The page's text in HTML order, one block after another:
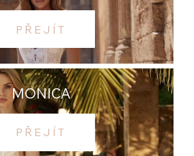
PŘEJÍT
MONICA
PŘEJÍT